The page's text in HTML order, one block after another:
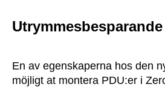
En av egenskaperna hos den
möjligt at montera PDU:er i